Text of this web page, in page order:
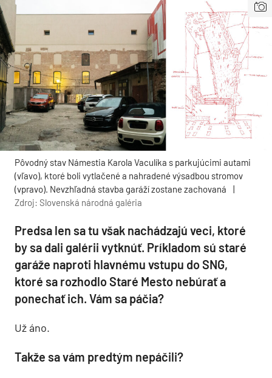
Pôvodný stav Námestia Karola Vaculíka s parkujúcimi autami
(vľavo), ktoré boli vytlačené a nahradené výsadbou stromov
(vpravo). Nevzhľadná stavba garáží zostane zachovaná
|
Zdroj: Slovenská národná galéria
Predsa len sa tu však nachádzajú veci, ktoré
by sa dali galérii vytknúť. Príkladom sú staré
garáže naproti hlavnému vstupu do SNG,
ktoré sa rozhodlo Staré Mesto nebúrať a
ponechať ich. Vám sa páčia?
Už áno.
Takže sa vám predtým nepáčili?